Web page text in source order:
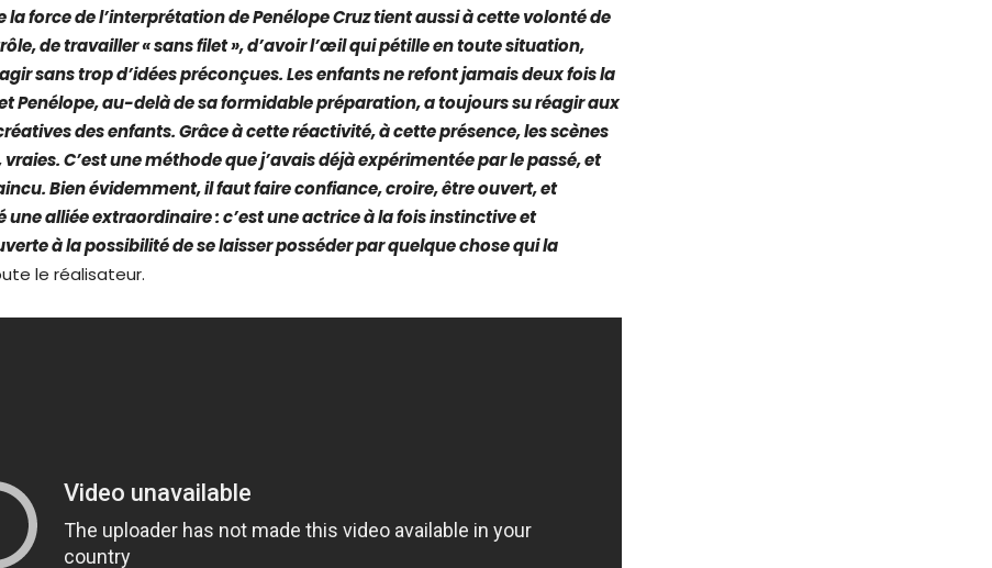
la force de l’interprétation de Penélope Cruz tient aussi à cette volonté de
de travailler « sans filet », d’avoir l’œil qui pétille en toute situation,
sans trop d’idées préconçues. Les enfants ne refont jamais deux fois la
Penélope, au-delà de sa formidable préparation, a toujours su réagir aux
des enfants. Grâce à cette réactivité, à cette présence, les scènes
C’est une méthode que j’avais déjà expérimentée par le passé, et
Bien évidemment, il faut faire confiance, croire, être ouvert, et
une alliée extraordinaire : c’est une actrice à la fois instinctive et
à la possibilité de se laisser posséder par quelque chose qui la
le réalisateur.